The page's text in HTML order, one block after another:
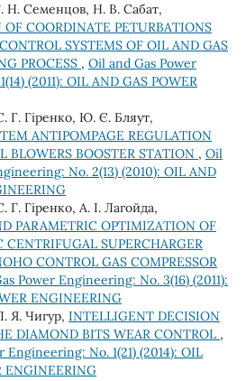
Н. Семенцов, Н. В. Сабат,
COORDINATE PETURBATIONS
SYSTEMS OF OIL AND GAS
PROCESS , Oil and Gas Power
(2011): OIL AND GAS POWER
Г. Гіренко, Ю. Є. Бляут,
ANTIPOMPAGE REGULATION
BLOWERS BOOSTER STATION , Oil
No. 2(13) (2010): OIL AND
Гіренко, А. І. Лагойда,
PARAMETRIC OPTIMIZATION OF
SUPERCHARGER
CONTROL GAS COMPRESSOR
Power Engineering: No. 3(16) (2011):
ENGINEERING
Я. Чигур, INTELLIGENT DECISION
DIAMOND BITS WEAR CONTROL ,
Engineering: No. 1(21) (2014): OIL
ENGINEERING